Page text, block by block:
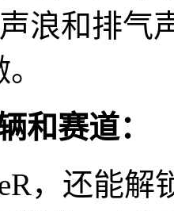
浪和排气
和赛道：
，还能